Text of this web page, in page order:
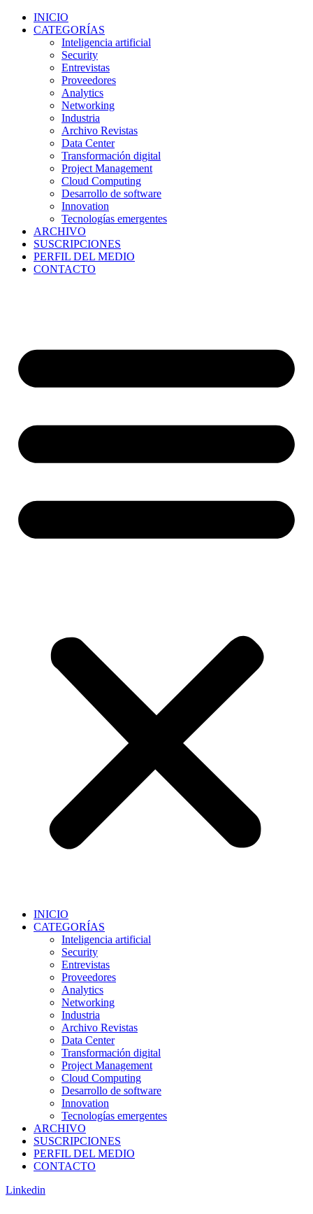
INICIO
CATEGORÍAS
Inteligencia artificial
Security
Entrevistas
Proveedores
Analytics
Networking
Industria
Archivo Revistas
Data Center
Transformación digital
Project Management
Cloud Computing
Desarrollo de software
Innovation
Tecnologías emergentes
ARCHIVO
SUSCRIPCIONES
PERFIL DEL MEDIO
CONTACTO
INICIO
CATEGORÍAS
Inteligencia artificial
Security
Entrevistas
Proveedores
Analytics
Networking
Industria
Archivo Revistas
Data Center
Transformación digital
Project Management
Cloud Computing
Desarrollo de software
Innovation
Tecnologías emergentes
ARCHIVO
SUSCRIPCIONES
PERFIL DEL MEDIO
CONTACTO
Linkedin